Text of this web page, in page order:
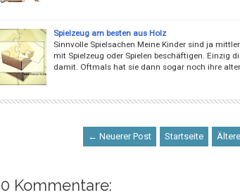
Spielzeug am besten aus Holz
Sinnvolle Spielsachen Meine Kinder sind ja
mit Spielzeug oder Spielen beschäftigen. Einzig
damit. Oftmals hat sie dann sogar noch ihre alten
← Neuerer Post Startseite
0 Kommentare: